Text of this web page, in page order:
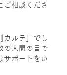
ご相談くださ
カルテ」でし
の人間の目で
サポートをい